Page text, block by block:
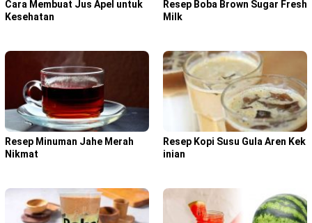
Cara Membuat Jus Apel untuk
Kesehatan
Resep Boba Brown Sugar Fresh
Milk
Resep Minuman Jahe Merah
Nikmat
Resep Kopi Susu Gula Aren Kek
inian